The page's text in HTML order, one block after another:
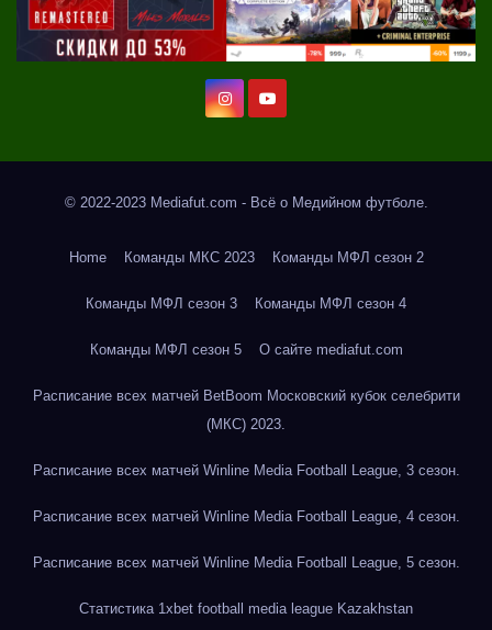
© 2022-2023 Mediafut.com - Всё о Медийном футболе.
Home Команды МКС 2023 Команды МФЛ сезон 2
Команды МФЛ сезон 3 Команды МФЛ сезон 4
Команды МФЛ сезон 5 О сайте mediafut.com
Расписание всех матчей BetBoom Московский кубок селебрити
(МКС) 2023.
Расписание всех матчей Winline Media Football League, 3 сезон.
Расписание всех матчей Winline Media Football League, 4 сезон.
Расписание всех матчей Winline Media Football League, 5 сезон.
Статистика 1xbet football media league Kazakhstan